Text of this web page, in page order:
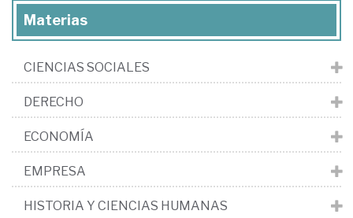
Materias
CIENCIAS SOCIALES
DERECHO
ECONOMÍA
EMPRESA
HISTORIA Y CIENCIAS HUMANAS